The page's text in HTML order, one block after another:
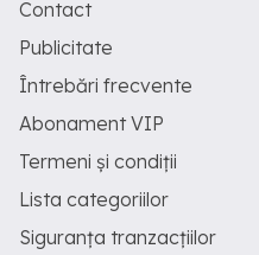
Contact
Publicitate
Întrebări frecvente
Abonament VIP
Termeni și condiții
Lista categoriilor
Siguranța tranzacțiilor